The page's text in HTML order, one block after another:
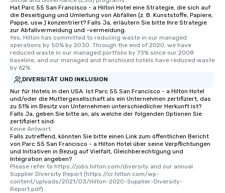
Hat Parc 55 San Francisco - a Hilton Hotel eine Strategie, die sich auf
die Beseitigung und Umleitung von Abfällen (z. B. Kunststoffe, Papiere,
Pappe, usw.) konzentriert? Falls Ja, erläutern Sie bitte Ihre Strategie
zur Abfallvermeidung und -vermeidung.
Yes, Hilton has committed to reducing waste in our managed
operations by 50% by 2030. Through the end of 2020, we have
reduced waste in our managed portfolio by 73% since our 2008
baseline, and our managed and franchised hotels have reduced waste
by 62%.
DIVERSITÄT UND INKLUSION
Nur für Hotels in den USA: Ist Parc 55 San Francisco - a Hilton Hotel
und/oder die Muttergesellschaft als ein Unternehmen zertifiziert, das
zu 51% im Besitz von Unternehmen unterschiedlicher Herkunft ist?
Falls Ja, geben Sie bitte an, als welche der folgenden Optionen Sie
zertifiziert sind:
Keine Antwort.
Falls zutreffend, könnten Sie bitte einen Link zum öffentlichen Bericht
von Parc 55 San Francisco - a Hilton Hotel über seine Verpflichtungen
und Initiativen in Bezug auf Vielfalt, Gleichberechtigung und
Integration angeben?
Please refer to https://jobs.hilton.com/diversity and our annual
Supplier Diversity Report (https://cr.hilton.com/wp-
content/uploads/2021/03/Hilton-2020-Supplier-Diversity-
Report.pdf).